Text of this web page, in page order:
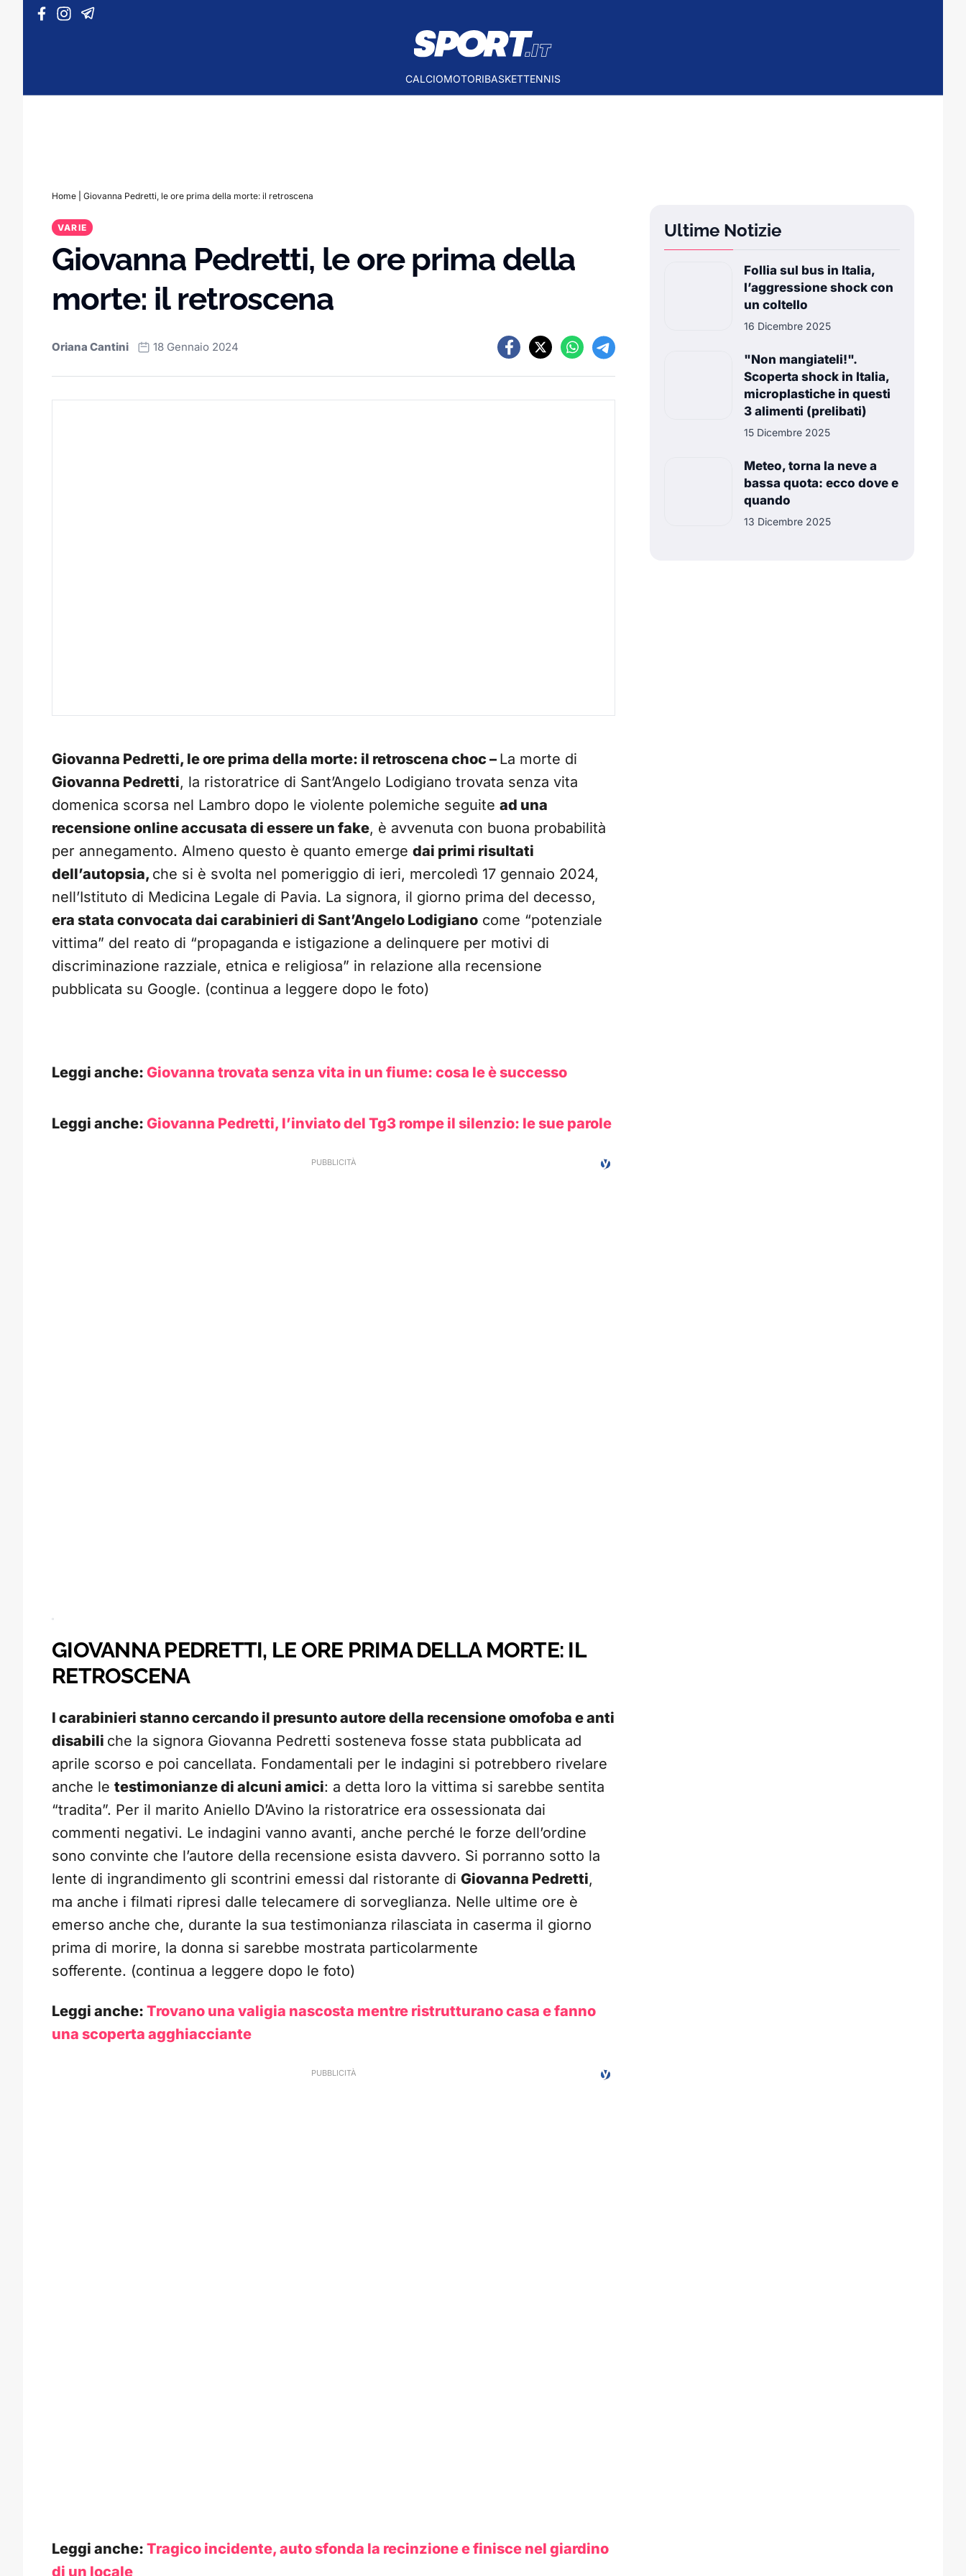
Vai al contenuto
CALCIOMOTORIBASKETTENNIS
Home Giovanna Pedretti, le ore prima della morte: il retroscena
VARIE
Giovanna Pedretti, le ore prima della
morte: il retroscena
Oriana Cantini 18 Gennaio 2024
Giovanna Pedretti, le ore prima della morte: il retroscena choc – La morte di
Giovanna Pedretti, la ristoratrice di Sant’Angelo Lodigiano trovata senza vita
domenica scorsa nel Lambro dopo le violente polemiche seguite ad una
recensione online accusata di essere un fake, è avvenuta con buona probabilità
per annegamento. Almeno questo è quanto emerge dai primi risultati
dell’autopsia, che si è svolta nel pomeriggio di ieri, mercoledì 17 gennaio 2024,
nell’Istituto di Medicina Legale di Pavia. La signora, il giorno prima del decesso,
era stata convocata dai carabinieri di Sant’Angelo Lodigiano come “potenziale
vittima” del reato di “propaganda e istigazione a delinquere per motivi di
discriminazione razziale, etnica e religiosa” in relazione alla recensione
pubblicata su Google. (continua a leggere dopo le foto)
Leggi anche: Giovanna trovata senza vita in un fiume: cosa le è successo
Leggi anche: Giovanna Pedretti, l’inviato del Tg3 rompe il silenzio: le sue parole
GIOVANNA PEDRETTI, LE ORE PRIMA DELLA MORTE: IL
RETROSCENA
I carabinieri stanno cercando il presunto autore della recensione omofoba e anti
disabili che la signora Giovanna Pedretti sosteneva fosse stata pubblicata ad
aprile scorso e poi cancellata. Fondamentali per le indagini si potrebbero rivelare
anche le testimonianze di alcuni amici: a detta loro la vittima si sarebbe sentita
“tradita”. Per il marito Aniello D’Avino la ristoratrice era ossessionata dai
commenti negativi. Le indagini vanno avanti, anche perché le forze dell’ordine
sono convinte che l’autore della recensione esista davvero. Si porranno sotto la
lente di ingrandimento gli scontrini emessi dal ristorante di Giovanna Pedretti,
ma anche i filmati ripresi dalle telecamere di sorveglianza. Nelle ultime ore è
emerso anche che, durante la sua testimonianza rilasciata in caserma il giorno
prima di morire, la donna si sarebbe mostrata particolarmente
sofferente. (continua a leggere dopo le foto)
Leggi anche: Trovano una valigia nascosta mentre ristrutturano casa e fanno
una scoperta agghiacciante
Leggi anche: Tragico incidente, auto sfonda la recinzione e finisce nel giardino
di un locale
Ultime Notizie
Follia sul bus in Italia,
l’aggressione shock con
un coltello
16 Dicembre 2025
"Non mangiateli!".
Scoperta shock in Italia,
microplastiche in questi
3 alimenti (prelibati)
15 Dicembre 2025
Meteo, torna la neve a
bassa quota: ecco dove e
quando
13 Dicembre 2025